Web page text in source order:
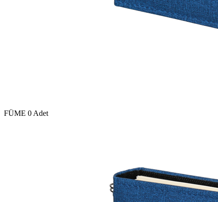
FÜME 0 Adet